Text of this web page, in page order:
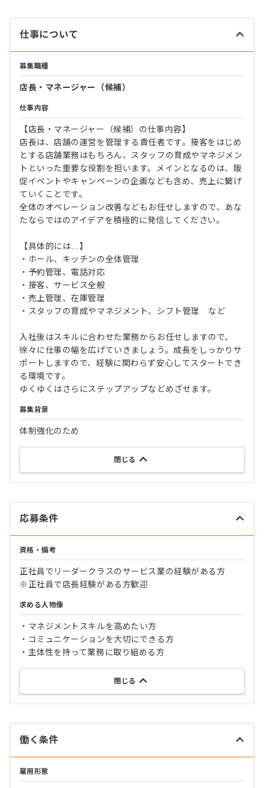
仕事について
募集職種
店長・マネージャー（候補）
仕事内容
【店長・マネージャー（候補）の仕事内容】
店長は、店舗の運営を管理する責任者です。接客をはじめ
とする店舗業務はもちろん、スタッフの育成やマネジメン
トといった重要な役割を担います。メインとなるのは、販
促イベントやキャンペーンの企画なども含め、売上に繋げ
ていくことです。
全体のオペレーション改善などもお任せしますので、あな
たならではのアイデアを積極的に発信してください。
【具体的には…】
・ホール、キッチンの全体管理
・予約管理、電話対応
・接客、サービス全般
・売上管理、在庫管理
・スタッフの育成やマネジメント、シフト管理 など
入社後はスキルに合わせた業務からお任せしますので、
徐々に仕事の幅を広げていきましょう。成長をしっかりサ
ポートしますので、経験に関わらず安心してスタートでき
る環境です。
ゆくゆくはさらにステップアップなどめざせます。
募集背景
体制強化のため
閉じる
応募条件
資格・備考
正社員でリーダークラスのサービス業の経験がある方
※正社員で店長経験がある方歓迎
求める人物像
・マネジメントスキルを高めたい方
・コミュニケーションを大切にできる方
・主体性を持って業務に取り組める方
閉じる
働く条件
雇用形態